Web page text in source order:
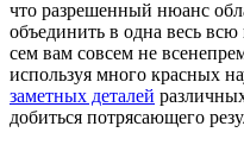
что разрешенный нюанс
объединить в одна весь
сем вам совсем не
используя много красных
заметных деталей
добиться потрясающего